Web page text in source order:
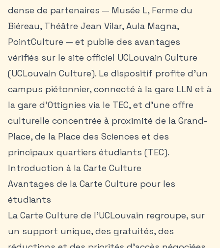
dense de partenaires — Musée L, Ferme du
Biéreau, Théâtre Jean Vilar, Aula Magna,
PointCulture — et publie des avantages
vérifiés sur le site officiel UCLouvain Culture
(UCLouvain Culture). Le dispositif profite d’un
campus piétonnier, connecté à la gare LLN et à
la gare d’Ottignies via le TEC, et d’une offre
culturelle concentrée à proximité de la Grand-
Place, de la Place des Sciences et des
principaux quartiers étudiants (TEC).
Introduction à la Carte Culture
Avantages de la Carte Culture pour les
étudiants
La Carte Culture de l’UCLouvain regroupe, sur
un support unique, des gratuités, des